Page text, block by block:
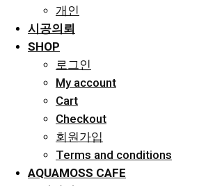
개인
시공의뢰
SHOP
로그인
My account
Cart
Checkout
회원가입
Terms and conditions
AQUAMOSS CAFE